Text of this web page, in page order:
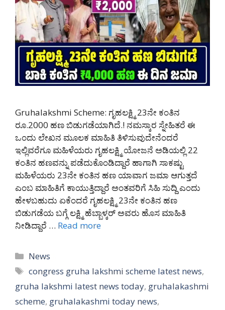
Gruhalakshmi Scheme: ಗೃಹಲಕ್ಷ್ಮಿ 23ನೇ ಕಂತಿನ
ರೂ.2000 ಹಣ ಬಿಡುಗಡೆಯಾಗಿದೆ.! ನಮಸ್ಕಾರ ಸ್ನೇಹಿತರೆ ಈ
ಒಂದು ಲೇಖನ ಮೂಲಕ ಮಾಹಿತಿ ತಿಳಿಸುವುದೇನೆಂದರೆ
ಇಲ್ಲಿವರೆಗೂ ಮಹಿಳೆಯರು ಗೃಹಲಕ್ಷ್ಮಿ ಯೋಜನೆ ಅಡಿಯಲ್ಲಿ 22
ಕಂತಿನ ಹಣವನ್ನು ಪಡೆದುಕೊಂಡಿದ್ದಾರೆ ಹಾಗಾಗಿ ಸಾಕಷ್ಟು
ಮಹಿಳೆಯರು 23ನೇ ಕಂತಿನ ಹಣ ಯಾವಾಗ ಜಮಾ ಆಗುತ್ತದೆ
ಎಂಬ ಮಾಹಿತಿಗೆ ಕಾಯುತ್ತಿದ್ದಾರೆ ಅಂತವರಿಗೆ ಸಿಹಿ ಸುದ್ದಿ ಎಂದು
ಹೇಳಬಹುದು ಏಕೆಂದರೆ ಗೃಹಲಕ್ಷ್ಮಿ 23ನೇ ಕಂತಿನ ಹಣ
ಬಿಡುಗಡೆಯ ಬಗ್ಗೆ ಲಕ್ಷ್ಮಿ ಹೆಬ್ಬಾಳ್ಕರ್ ಅವರು ಹೊಸ ಮಾಹಿತಿ
ನೀಡಿದ್ದಾರೆ … Read more
Categories
News
Tags
congress gruha lakshmi scheme latest news,
gruha lakshmi latest news today, gruhalakashmi
scheme, gruhalakashmi today news,